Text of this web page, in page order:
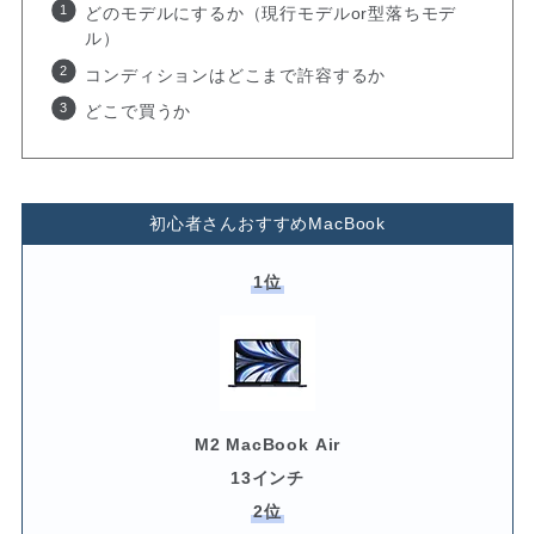
どのモデルにするか（現行モデルor型落ちモデ
ル）
コンディションはどこまで許容するか
どこで買うか
初心者さんおすすめMacBook
1位
M2 MacBook Air
13インチ
2位